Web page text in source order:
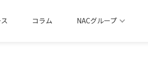
コラム NACグループ